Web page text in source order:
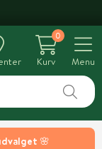
🌸
0
Kurv
Menu